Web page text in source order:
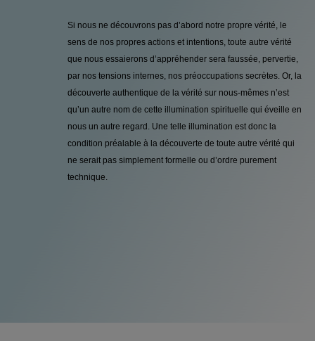
Si nous ne découvrons pas d’abord notre propre vérité, le
sens de nos propres actions et intentions, toute autre vérité
que nous essaierons d’appréhender sera faussée, pervertie,
par nos tensions internes, nos préoccupations secrètes. Or, la
découverte authentique de la vérité sur nous-mêmes n’est
qu’un autre nom de cette illumination spirituelle qui éveille en
nous un autre regard. Une telle illumination est donc la
condition préalable à la découverte de toute autre vérité qui
ne serait pas simplement formelle ou d’ordre purement
technique.